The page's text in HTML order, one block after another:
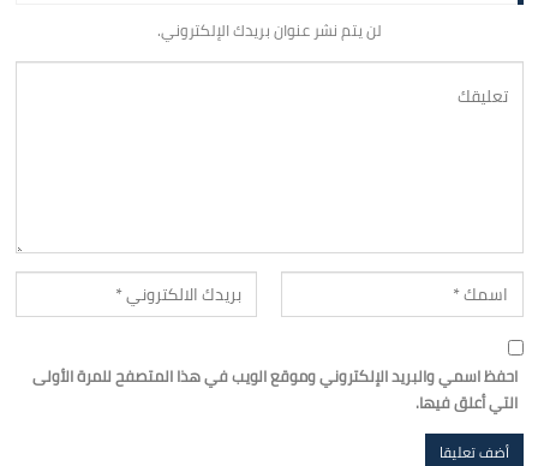
لن يتم نشر عنوان بريدك الإلكتروني.
احفظ اسمي والبريد الإلكتروني وموقع الويب في هذا المتصفح للمرة الأولى
التي أعلق فيها.